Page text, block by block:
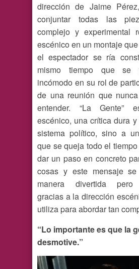
dirección de Jaime
conjuntar todas las
complejo y experimental
escénico en un montaje
el espectador se ría
mismo tiempo que se
incómodo en su rol de
de una reunión que
entender. “La Gente”
escénico, una crítica dura
sistema político, sino a
que se queja todo el
dar un paso en concreto
cosas y este mensaje
manera divertida pero
gracias a la dirección
utiliza para abordar tan
“Lo importante es que la
desmotive.”